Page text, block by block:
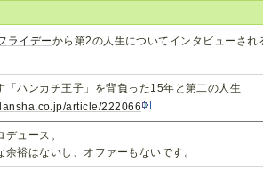
ライデーから第2の人生についてインタビューさ
「ハンカチ王子」を背負った15年と第二の人生
article/222066
ュース。
裕はないし、オファーもないです。